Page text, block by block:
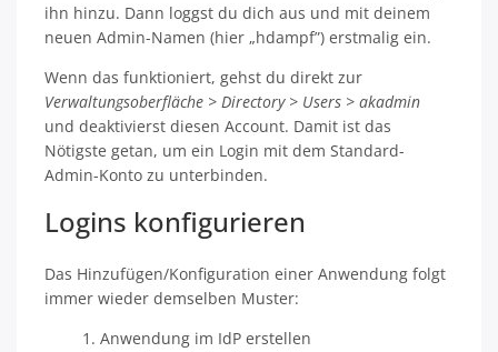
ihn hinzu. Dann loggst du dich aus und mit deinem
neuen Admin-Namen (hier „hdampf”) erstmalig ein.
Wenn das funktioniert, gehst du direkt zur
Verwaltungsoberfläche > Directory > Users > akadmin
und deaktivierst diesen Account. Damit ist das
Nötigste getan, um ein Login mit dem Standard-
Admin-Konto zu unterbinden.
Logins konfigurieren
Das Hinzufügen/Konfiguration einer Anwendung folgt
immer wieder demselben Muster:
Anwendung im IdP erstellen